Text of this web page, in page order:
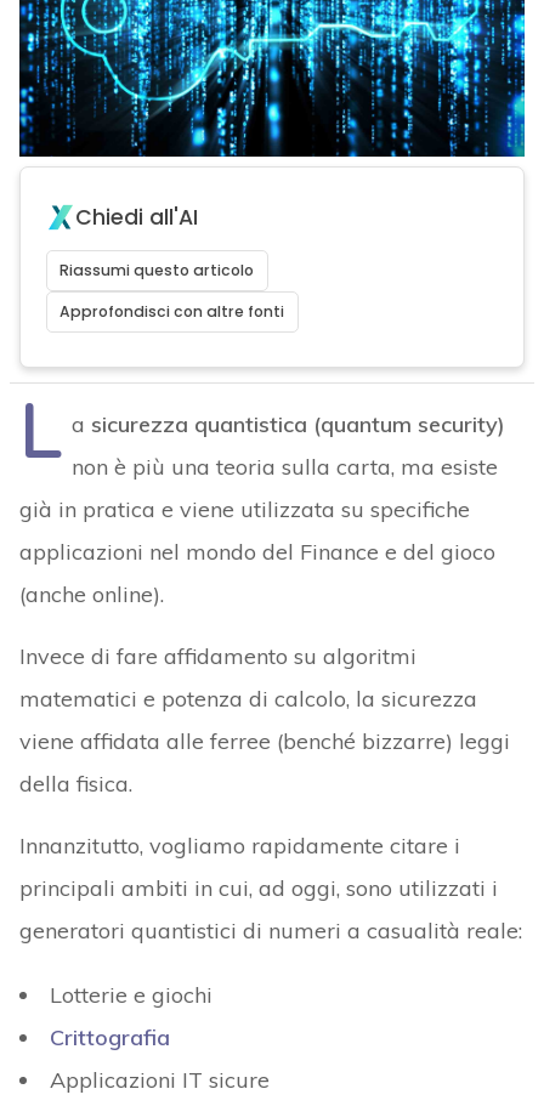
Chiedi all'AI
Riassumi questo articolo
Approfondisci con altre fonti
L a sicurezza quantistica (quantum security)
non è più una teoria sulla carta, ma esiste
già in pratica e viene utilizzata su specifiche
applicazioni nel mondo del Finance e del gioco
(anche online).
Invece di fare affidamento su algoritmi
matematici e potenza di calcolo, la sicurezza
viene affidata alle ferree (benché bizzarre) leggi
della fisica.
Innanzitutto, vogliamo rapidamente citare i
principali ambiti in cui, ad oggi, sono utilizzati i
generatori quantistici di numeri a casualità reale:
Lotterie e giochi
Crittografia
Applicazioni IT sicure